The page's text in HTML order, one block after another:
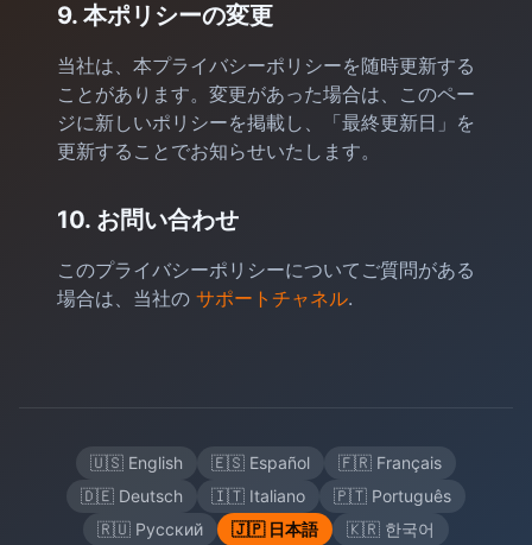
9. 本ポリシーの変更
当社は、本プライバシーポリシーを随時更新する
ことがあります。変更があった場合は、このペー
ジに新しいポリシーを掲載し、「最終更新日」を
更新することでお知らせいたします。
10. お問い合わせ
このプライバシーポリシーについてご質問がある
場合は、当社の サポートチャネル.
🇺🇸 English 🇪🇸 Español
🇫🇷 Français
🇩🇪 Deutsch
🇮🇹 Italiano
🇵🇹 Português
🇷🇺 Русский
🇯🇵 日本語
🇰🇷 한국어